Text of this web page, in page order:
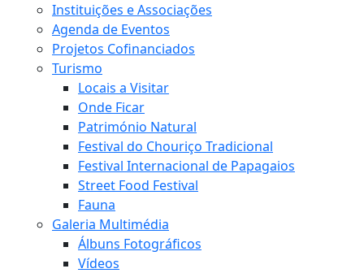
Instituições e Associações
Agenda de Eventos
Projetos Cofinanciados
Turismo
Locais a Visitar
Onde Ficar
Património Natural
Festival do Chouriço Tradicional
Festival Internacional de Papagaios
Street Food Festival
Fauna
Galeria Multimédia
Álbuns Fotográficos
Vídeos